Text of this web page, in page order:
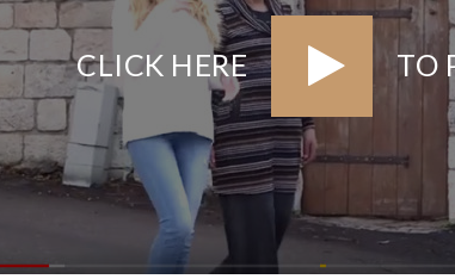
CLICK HERE TO